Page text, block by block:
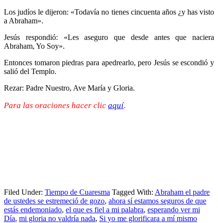
Los judíos le dijeron: «Todavía no tienes cincuenta años ¿y has visto
a Abraham».
Jesús respondió: «Les aseguro que desde antes que naciera
Abraham, Yo Soy».
Entonces tomaron piedras para apedrearlo, pero Jesús se escondió y
salió del Templo.
Rezar: Padre Nuestro, Ave María y Gloria.
Para las oraciones hacer clic aquí.
Filed Under: Tiempo de Cuaresma Tagged With: Abraham el padre
de ustedes se estremeció de gozo, ahora sí estamos seguros de que
estás endemoniado, el que es fiel a mi palabra, esperando ver mi
Día, mi gloria no valdría nada, Si yo me glorificara a mí mismo